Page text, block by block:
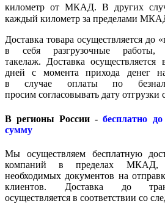
километр от МКАД. В других
каждый километр за пределами
Доставка товара осуществляется до
в себя разгрузочные
такелаж. Доставка
дней с момента прихода денег
в случае оплаты по
просим согласовывать дату
В регионы России -бесплатно
сумму
Мы осуществляем бесплатную
компаний в пределах МКАД,
необходимых документов на
клиентов. Доставка до
осуществляется в соответствии со